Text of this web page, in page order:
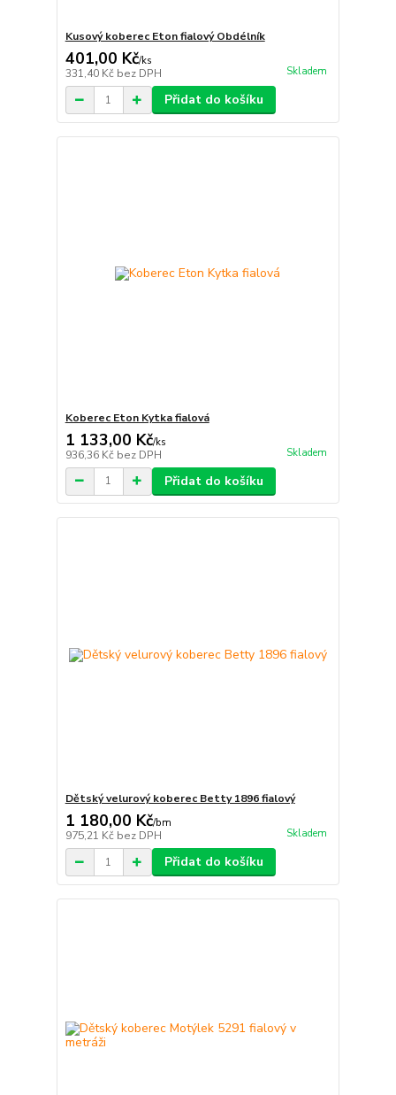
Kusový koberec Eton fialový Obdélník
401,00 Kč/ks
331,40 Kč bez DPH Skladem
Přidat do košíku
Koberec Eton Kytka fialová
1 133,00 Kč/ks
936,36 Kč bez DPH Skladem
Přidat do košíku
Dětský velurový koberec Betty 1896 fialový
1 180,00 Kč/bm
975,21 Kč bez DPH Skladem
Přidat do košíku